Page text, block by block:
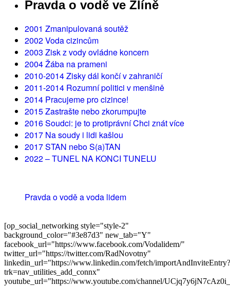
Pravda o vodě ve Zlíně
2001 Zmanipulovaná soutěž
2002 Voda cizincům
2003 Zisk z vody ovládne koncern
2004 Žába na prameni
2010-2014 Zisky dál končí v zahraničí
2011-2014 Rozumní politici v menšině
2014 Pracujeme pro cizince!
2015 Zastrašte nebo zkorumpujte
2016 Soudci: je to protiprávní Chci znát více
2017 Na soudy i lidi kašlou
2017 STAN nebo S(a)TAN
2022 – TUNEL NA KONCI TUNELU
Pravda o vodě a voda lidem
[op_social_networking style="style-2"
background_color="#3e87d3" new_tab="Y"
facebook_url="https://www.facebook.com/Vodalidem/"
twitter_url="https://twitter.com/RadNovotny"
linkedin_url="https://www.linkedin.com/fetch/importAndInviteEntry?
trk=nav_utilities_add_connx"
youtube_url="https://www.youtube.com/channel/